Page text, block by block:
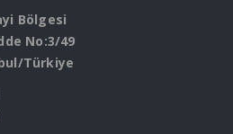
Bölgesi
No:3/49
Türkiye